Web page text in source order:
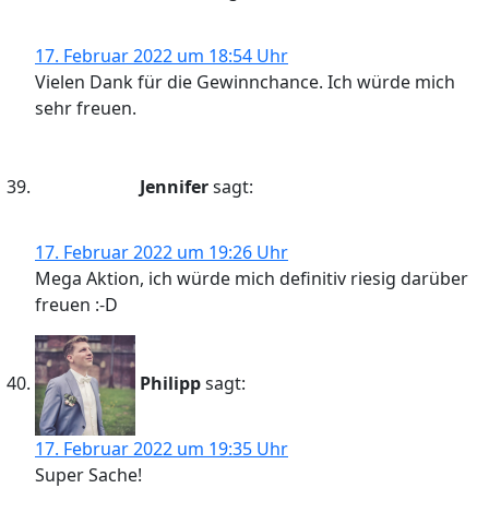
17. Februar 2022 um 18:54 Uhr
Vielen Dank für die Gewinnchance. Ich würde mich
sehr freuen.
Jennifersagt:
17. Februar 2022 um 19:26 Uhr
Mega Aktion, ich würde mich definitiv riesig darüber
freuen :-D
Philippsagt:
17. Februar 2022 um 19:35 Uhr
Super Sache!